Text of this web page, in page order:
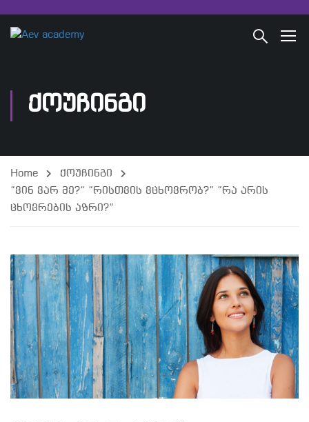
ᲥᲝᲣᲩᲘᲜᲒᲘ
Home
ქოუჩინგი
“ვინ ვარ მე?“ “რისთვის ვცხოვრობ?“ “რა არის
ცხოვრების აზრი?“